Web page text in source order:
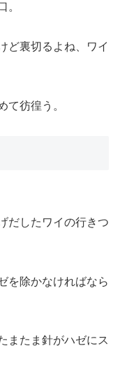
。
ど裏切るよね、ワイ
て彷徨う。
だしたワイの行きつ
を除かなければなら
またま針がハゼにス